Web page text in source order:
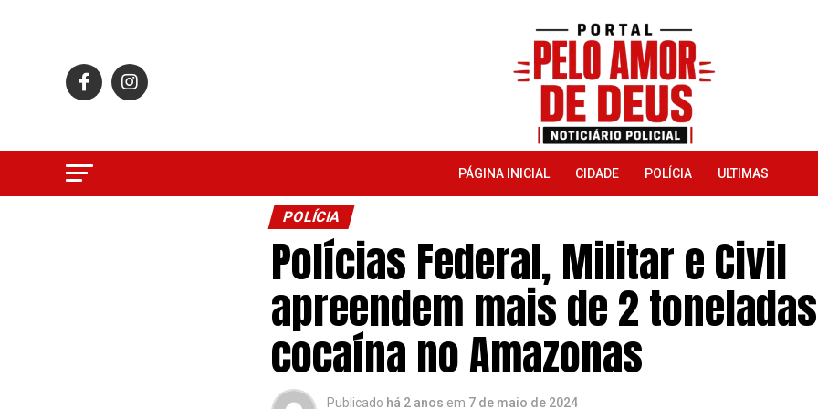
PÁGINA INICIAL CIDADE POLÍCIA ULTIMAS
POLÍCIA
Polícias Federal, Militar e Civil
apreendem mais de 2
cocaína no Amazonas
Publicado há 2 anos em 7 de maio de 2024